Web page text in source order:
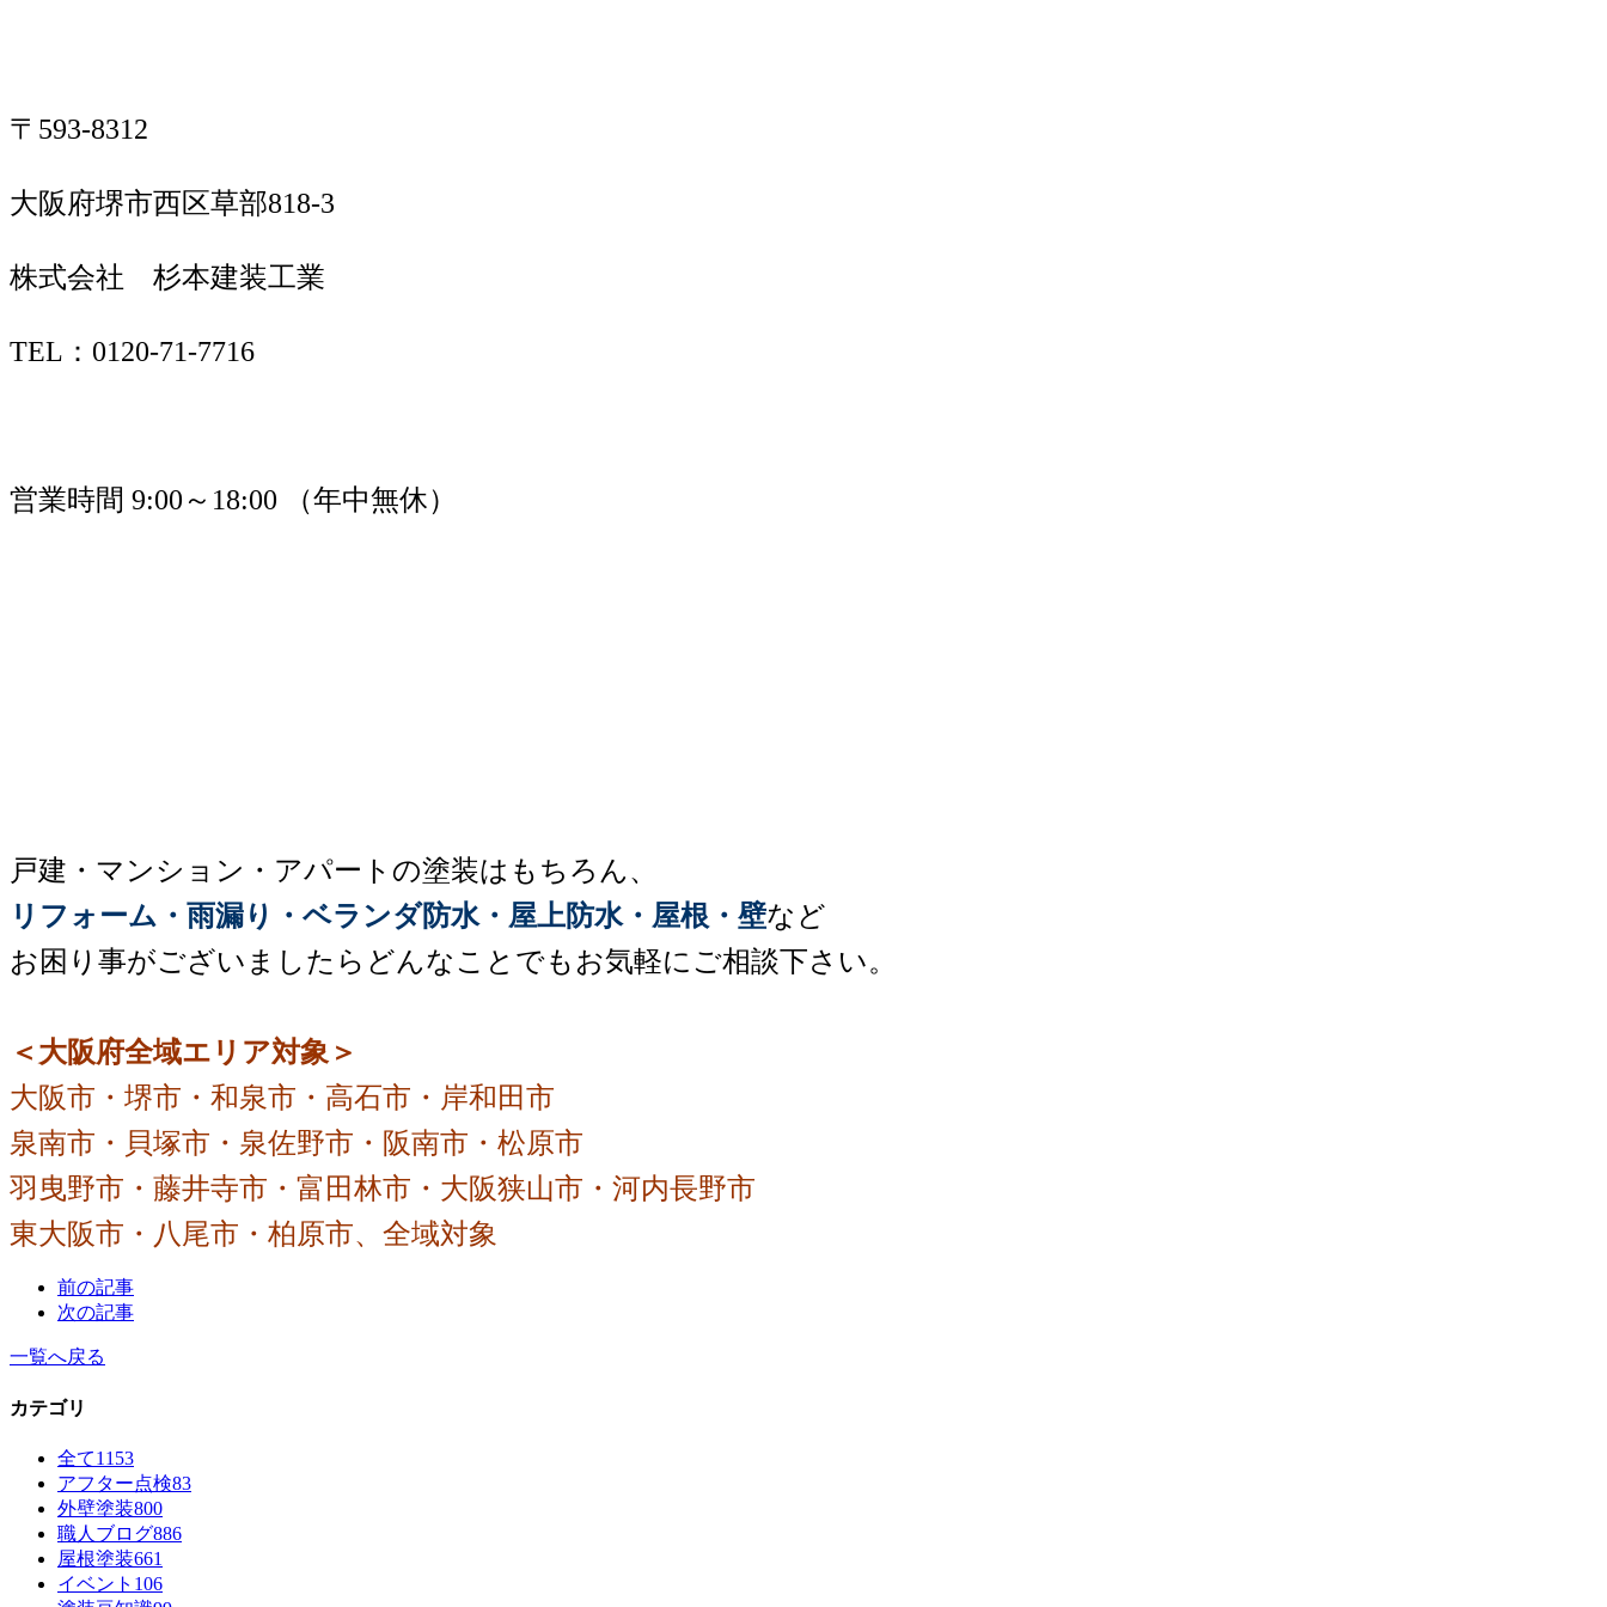
〒593-8312
大阪府堺市西区草部818-3
株式会社 杉本建装工業
TEL：0120-71-7716
営業時間 9:00～18:00 （年中無休）
戸建・マンション・アパートの塗装はもちろん、
リフォーム・雨漏り・ベランダ防水・屋上防水・屋根・壁など
お困り事がございましたらどんなことでもお気軽にご相談下さい。
＜大阪府全域エリア対象＞
大阪市・堺市・和泉市・高石市・岸和田市
泉南市・貝塚市・泉佐野市・阪南市・松原市
羽曳野市・藤井寺市・富田林市・大阪狭山市・河内長野市
東大阪市・八尾市・柏原市、全域対象
前の記事
次の記事
一覧へ戻る
カテゴリ
全て1153
アフター点検83
外壁塗装800
職人ブログ886
屋根塗装661
イベント 106